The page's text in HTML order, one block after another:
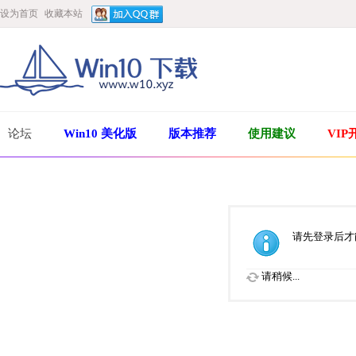
设为首页 收藏本站
论坛 Win10 美化版 版本推荐 使用建议 VIP
请先登录后
请稍候...